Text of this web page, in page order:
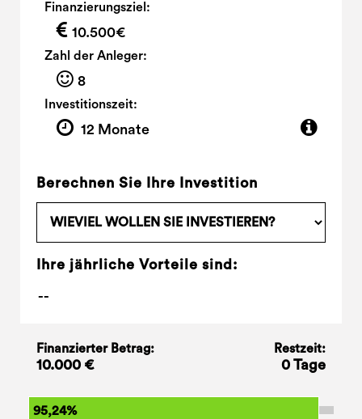
Finanzierungsziel:
10.500€
Zahl der Anleger:
8
Investitionszeit:
12 Monate
Berechnen Sie Ihre Investition
Ihre jährliche Vorteile sind:
Finanzierter Betrag:
10.000 €
Restzeit:
0 Tage
95,24%